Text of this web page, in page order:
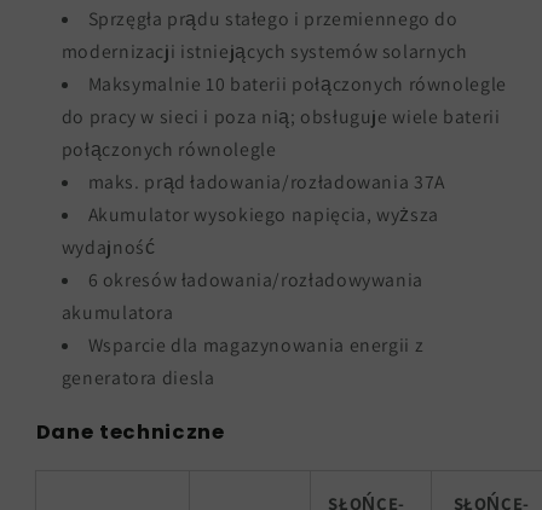
Sprzęgła prądu stałego i przemiennego do
modernizacji istniejących systemów solarnych
Maksymalnie 10 baterii połączonych równolegle
do pracy w sieci i poza nią; obsługuje wiele baterii
połączonych równolegle
maks. prąd ładowania/rozładowania 37A
Akumulator wysokiego napięcia, wyższa
wydajność
6 okresów ładowania/rozładowywania
akumulatora
Wsparcie dla magazynowania energii z
generatora diesla
Dane techniczne
SŁOŃCE- SŁOŃCE-